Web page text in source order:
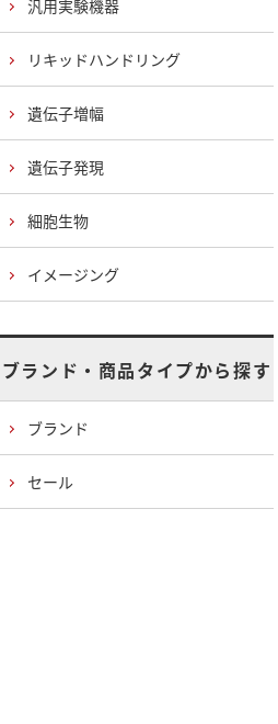
汎用実験機器
リキッドハンドリング
遺伝子増幅
遺伝子発現
細胞生物
イメージング
ブランド・商品タイプから探す
ブランド
セール